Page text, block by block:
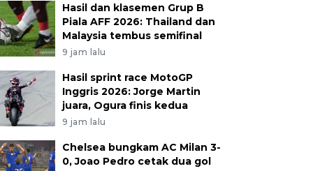
Hasil dan klasemen Grup B
Piala AFF 2026: Thailand dan
Malaysia tembus semifinal
9 jam lalu
Hasil sprint race MotoGP
Inggris 2026: Jorge Martin
juara, Ogura finis kedua
9 jam lalu
Chelsea bungkam AC Milan 3-
0, Joao Pedro cetak dua gol